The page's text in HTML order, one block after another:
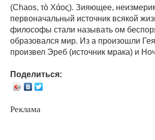
(Chaos, τὸ Χάος). Зияющее,
первоначальный источник всякой
философы стали называть ом
образовался мир. Из а произошли
произвел Эреб (источник мрака) и
Поделиться:
Реклама